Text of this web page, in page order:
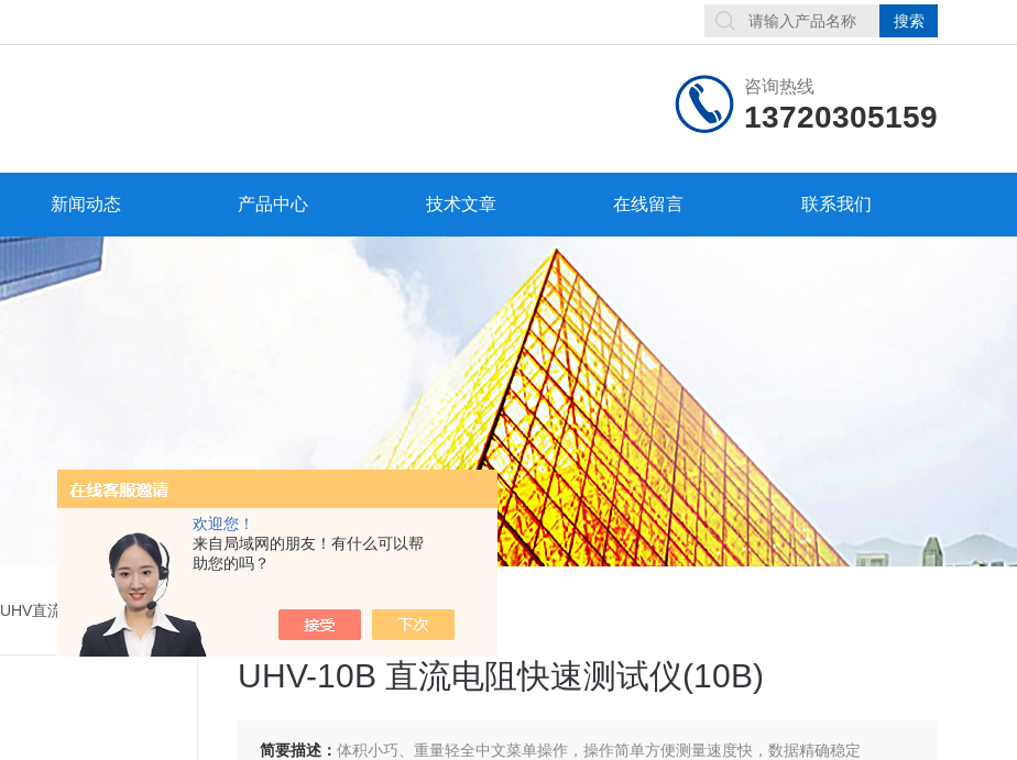
欢迎您！
来自局域网的朋友！有什么可以帮
助您的吗？
咨询热线
13720305159
新闻动态 产品中心 技术文章 在线留言 联系我们
UHV直流电阻快速测试仪 UHV-10B 直流电阻快速测试仪(10B)
UHV-10B 直流电阻快速测试仪(10B)
简要描述： 体积小巧、重量轻全中文菜单操作，操作简单方便测量速度快，数据精确稳定